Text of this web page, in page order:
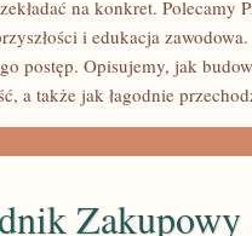
na konkret. Polecamy
i edukacja
postęp. Opisujemy, jak
a także jak łagodnie
Zakupowy